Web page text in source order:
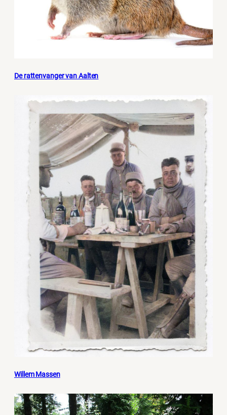
De rattenvanger van Aalten
Willem Massen